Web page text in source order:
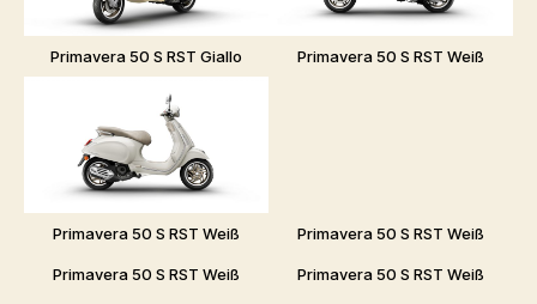
Primavera 50 S RST Giallo Primavera 50 S RST Weiß
Primavera 50 S RST Weiß Primavera 50 S RST Weiß
Primavera 50 S RST Weiß Primavera 50 S RST Weiß